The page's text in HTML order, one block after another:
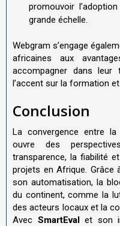
promouvoir
grande échelle.
Webgram s’engage
africaines aux
accompagner dans leur
l’accent sur la formation
Conclusion
La convergence entre
ouvre des
transparence, la fiabilité
projets en Afrique. Grâce
son automatisation, la
du continent, comme la
des acteurs locaux et la
Avec SmartEvalet son